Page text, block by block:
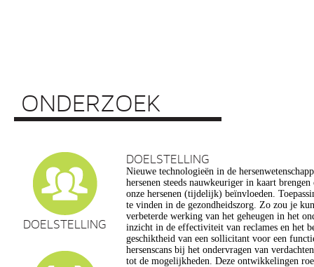
ONDERZOEK
DOELSTELLING
DOELSTELLING
Nieuwe technologieën in de
hersenen steeds nauwkeuriger in kaart
onze hersenen (tijdelijk) beïnvloeden.
te vinden in de gezondheidszorg. Zo zou je
verbeterde werking van het geheugen in het
inzicht in de effectiviteit van reclames en het
geschiktheid van een sollicitant voor een
hersenscans bij het ondervragen van
tot de mogelijkheden. Deze ontwikkelingen
vragen op, onder meer op het gebied van de
privacy, gelijkheid, stigmatisering),
en veranderingen in ons normen en waarden
commerciële toepassing van een aantal van
een extra reden voor zorg. Het doel van dit
maatschappelijk verantwoorde ontwikkeling van
de hersenwetenschappen te realiseren,